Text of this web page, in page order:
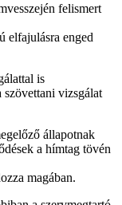
felismert
elfajulásra enged
is
vizsgálat
állapotnak
a hímtag tövén
magában.